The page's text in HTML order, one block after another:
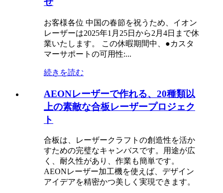
お客様各位 中国の春節を祝うため、イオン
レーザーは2025年1月25日から2月4日まで休
業いたします。 この休暇期間中、●カスタ
マーサポートの可用性:...
続きを読む
AEONレーザーで作れる、20種類以
上の素敵な合板レーザープロジェク
ト
合板は、レーザークラフトの創造性を活か
すための完璧なキャンバスです。用途が広
く、耐久性があり、作業も簡単です。
AEONレーザー加工機を使えば、デザイン
アイデアを精密かつ美しく実現できます。